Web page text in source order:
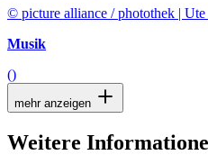
© picture alliance / photothek |
Musik
()
mehr anzeigen
Weitere